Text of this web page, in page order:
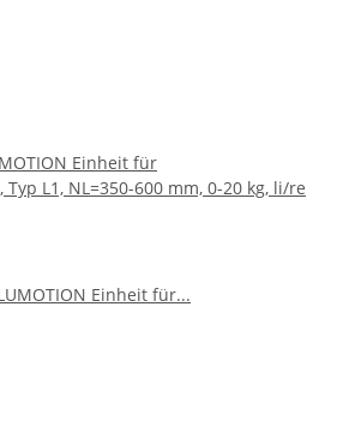
Einheit für
Typ L1, NL=350-600 mm, 0-20 kg, li/re